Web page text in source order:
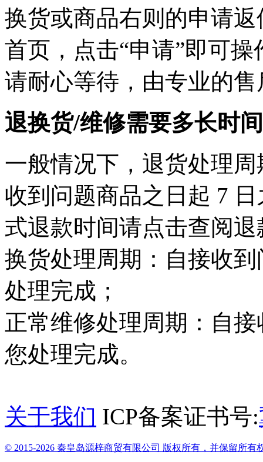
换货或商品右则的申请
首页，点击“申请”即可
请耐心等待，由专业的
退换货/维修需要多长时
一般情况下，退货处理
收到问题商品之日起 7
式退款时间请点击查阅
换货处理周期：自接收
处理完成；
正常维修处理周期：自
您处理完成。
关于我们 ICP备案证书号:
© 2015-2026 秦皇岛源梓商贸有限公司 版权所有，并保留所有